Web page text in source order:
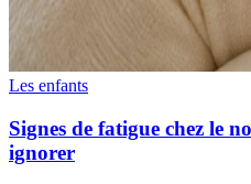
Les enfants
Signes de fatigue chez le
ignorer